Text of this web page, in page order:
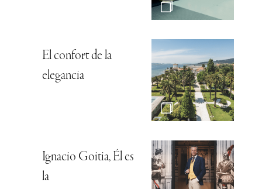
El confort de la
elegancia
Ignacio Goitia, Él es
la